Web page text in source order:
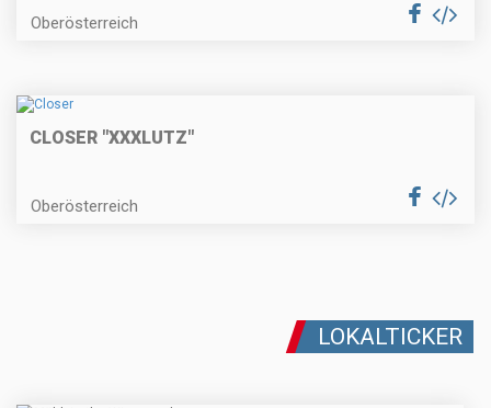
Oberösterreich
CLOSER "XXXLUTZ"
Oberösterreich
LOKALTICKER